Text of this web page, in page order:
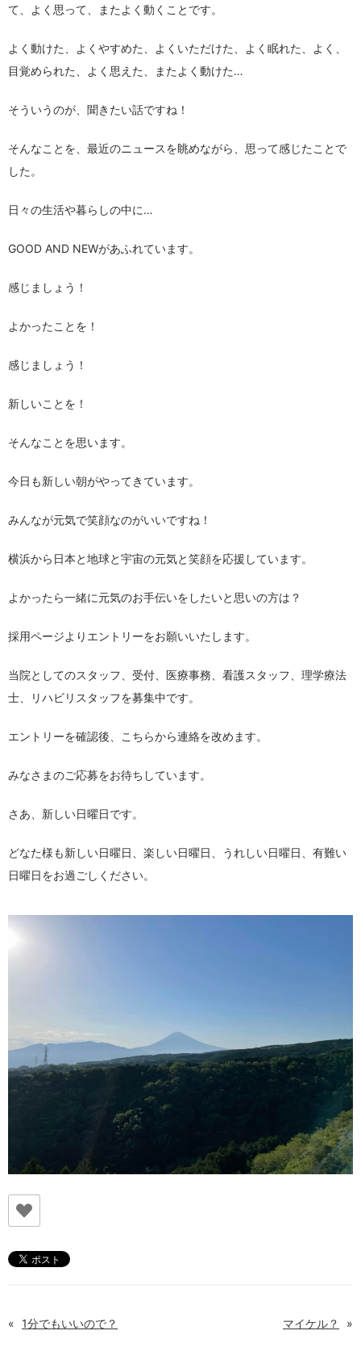
て、よく思って、またよく動くことです。
よく動けた、よくやすめた、よくいただけた、よく眠れた、よく、
目覚められた、よく思えた、またよく動けた…
そういうのが、聞きたい話ですね！
そんなことを、最近のニュースを眺めながら、思って感じたことで
した。
日々の生活や暮らしの中に…
GOOD AND NEWがあふれています。
感じましょう！
よかったことを！
感じましょう！
新しいことを！
そんなことを思います。
今日も新しい朝がやってきています。
みんなが元気で笑顔なのがいいですね！
横浜から日本と地球と宇宙の元気と笑顔を応援しています。
よかったら一緒に元気のお手伝いをしたいと思いの方は？
採用ページよりエントリーをお願いいたします。
当院としてのスタッフ、受付、医療事務、看護スタッフ、理学療法
士、リハビリスタッフを募集中です。
エントリーを確認後、こちらから連絡を改めます。
みなさまのご応募をお待ちしています。
さあ、新しい日曜日です。
どなた様も新しい日曜日、楽しい日曜日、うれしい日曜日、有難い
日曜日をお過ごしください。
« 1分でもいいので？ マイケル？ »